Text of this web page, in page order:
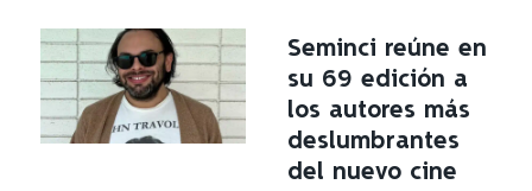
Seminci reúne en
su 69 edición a
los autores más
deslumbrantes
del nuevo cine